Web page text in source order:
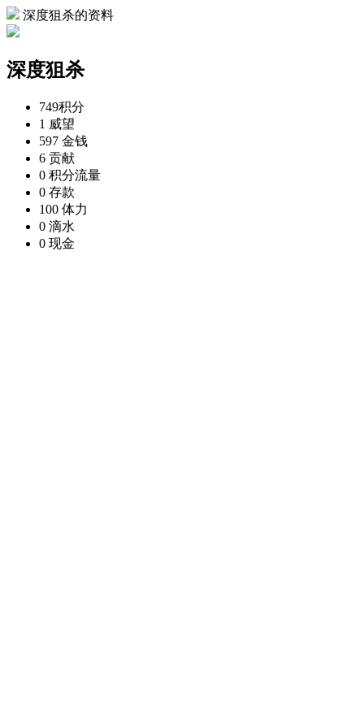
深度狙杀的资料
深度狙杀
749积分
1 威望
597 金钱
6 贡献
0 积分流量
0 存款
100 体力
0 滴水
0 现金